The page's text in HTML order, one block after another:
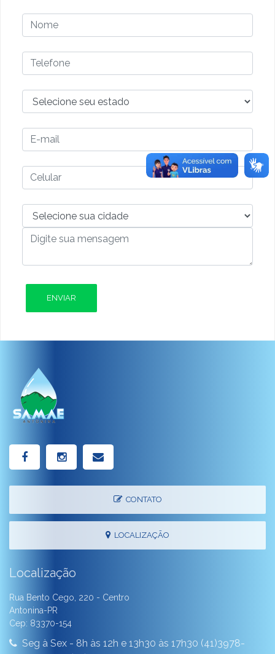
ENVIAR
CONTATO
LOCALIZAÇÃO
Localização
Rua Bento Cego, 220 - Centro
Antonina-PR
Cep: 83370-154
Seg à Sex - 8h às 12h e 13h30 às 17h30 (41)3978-